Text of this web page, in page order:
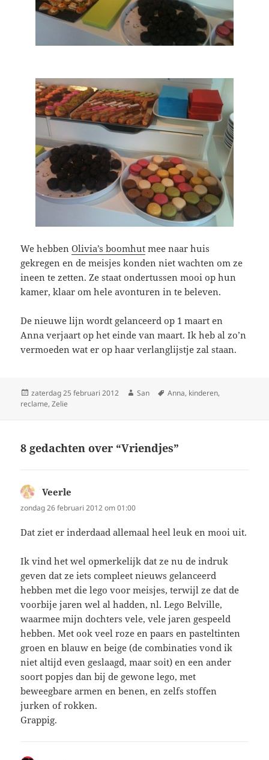
We hebbenOlivia’s boomhut mee naar huis
gekregen en de meisjes konden niet wachten om ze
ineen te zetten. Ze staat ondertussen mooi op hun
kamer, klaar om hele avonturen in te beleven.
De nieuwe lijn wordt gelanceerd op 1 maart en
Anna verjaart op het einde van maart. Ik heb al zo’n
vermoeden wat er op haar verlanglijstje zal staan.
Geplaatst
op
zaterdag 25 februari 2012 Auteur
San Tags
Anna, kinderen,
reclame,Zelie
8 gedachten over “Vriendjes”
Veerle
zondag 26 februari 2012 om 01:00
Dat ziet er inderdaad allemaal heel leuk en mooi uit.
Ik vind het wel opmerkelijk dat ze nu de indruk
geven dat ze iets compleet nieuws gelanceerd
hebben met die lego voor meisjes, terwijl ze dat de
voorbije jaren wel al hadden, nl. Lego Belville,
waarmee mijn dochters vele, vele jaren gespeeld
hebben. Met ook veel roze en paars en pasteltinten
groen en blauw en beige (de combinaties vond ik
niet altijd even geslaagd, maar soit) en een ander
soort popjes dan bij de gewone lego, met
beweegbare armen en benen, en zelfs stoffen
jurken of rokken.
Grappig.